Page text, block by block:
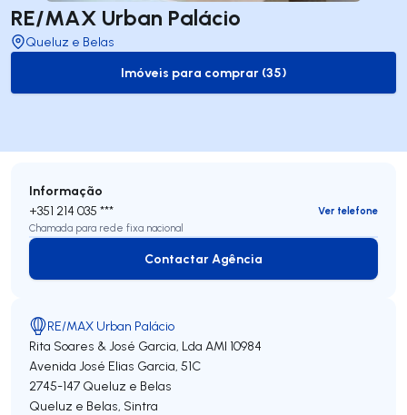
RE/MAX Urban Palácio
Queluz e Belas
to-buy-listing
Imóveis para comprar (35)
Informação
+351 214 035 ***
Ver telefone
Chamada para rede fixa nacional
Contactar Agência
Contactar Agência
RE/MAX Urban Palácio
Rita Soares & José Garcia, Lda AMI 10984
Avenida José Elias Garcia, 51C
2745-147 Queluz e Belas
Queluz e Belas, Sintra